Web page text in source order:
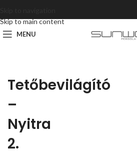
Skip to main content
MENU
Tetőbevilágító
–
Nyitra
2.